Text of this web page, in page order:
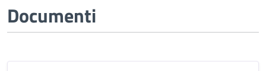
Documenti